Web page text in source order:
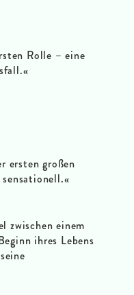
Rolle – eine
ersten großen
zwischen einem
ihres Lebens